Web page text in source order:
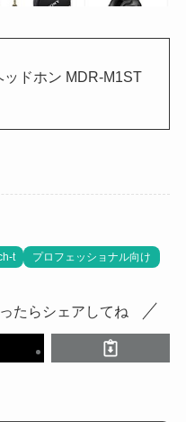
ッドホン MDR-M1ST
t プロフェッショナル向け
たらシェアしてね